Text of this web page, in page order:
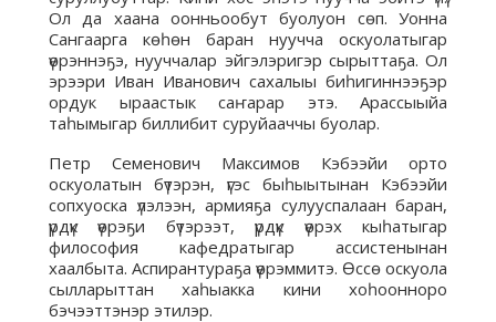
Ол да хаана оонньообут буолуон сөп. Уонна
Сангаарга көһөн баран нуучча оскуолатыгар
үөрэннэҕэ, нууччалар эйгэлэригэр сырыттаҕа. Ол
эрээри Иван Иванович сахалыы биһигиннээҕэр
ордук ыраастык саҥарар этэ. Арассыыйа
таһымыгар биллибит суруйааччы буолар.
Петр Семенович Максимов Кэбээйи орто
оскуолатын бүтэрэн, үгэс быһыытынан Кэбээйи
сопхуоска үлэлээн, армияҕа сулууспалаан баран,
үрдүк үөрэҕи бүтэрээт, үрдүк үөрэх кыһатыгар
философия кафедратыгар ассистенынан
хаалбыта. Аспирантураҕа үөрэммитэ. Өссө оскуола
сылларыттан хаһыакка кини хоһоонноро
бэчээттэнэр этилэр.